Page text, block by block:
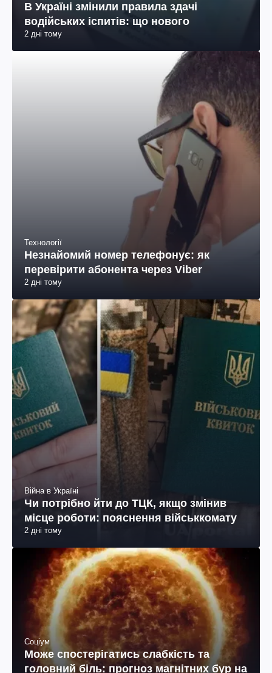
В Україні змінили правила здачі
водійських іспитів: що нового
2 дні тому
Технології
Незнайомий номер телефонує: як
перевірити абонента через Viber
2 дні тому
Війна в Україні
Чи потрібно йти до ТЦК, якщо змінив
місце роботи: пояснення військкомату
2 дні тому
Соціум
Може спостерігатись слабкість та
головний біль: прогноз магнітних бур на